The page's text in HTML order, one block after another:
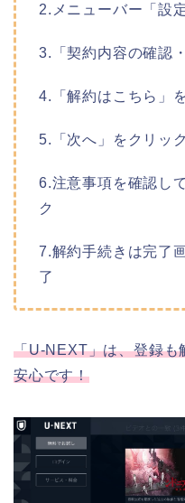
2.メニューバー「設
3.「契約内容の確認
4.「解約はこちら」
5.「次へ」をクリック
6.注意事項を確認し
ク
7.解約手続きは完了
了
「U-NEXT」は、登録も
安心です！